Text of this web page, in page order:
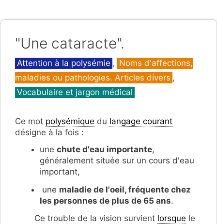
"Une cataracte".
Catégories
Attention à la polysémie , Noms d'affections,
maladies ou pathologies. Articles divers ,
Vocabulaire et jargon médical
Ce mot polysémique du langage courant
désigne à la fois :
une chute d'eau importante,
généralement située sur un cours d'eau
important,
une maladie de l'oeil, fréquente chez
les personnes de plus de 65 ans.
Ce trouble de la vision survient lorsque le